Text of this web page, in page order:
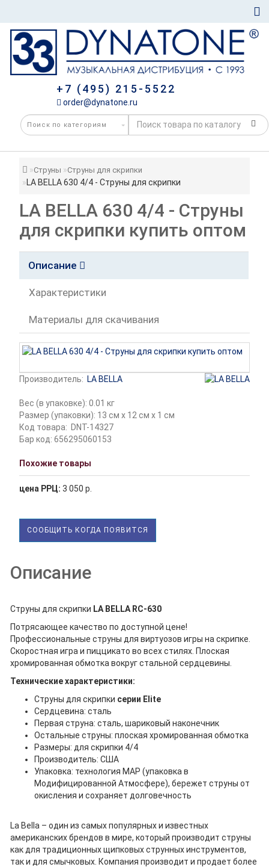
+7 (495) 215-5522
order@dynatone.ru
Струны Струны для скрипки
LA BELLA 630 4/4 - Струны для скрипки
LA BELLA 630 4/4 - Струны
для скрипки купить оптом
Описание
Характеристики
Материалы для скачивания
Производитель: LA BELLA
Вес (в упаковке): 0.01 кг
Размер (упаковки): 13 см x 12 см x 1 см
Код товара: DNT-14327
Бар код: 656295060153
Похожие товары
цена РРЦ: 3 050 р.
СООБЩИТЬ КОГДА ПОЯВИТСЯ
Описание
Струны для скрипки LA BELLA RC-630
Потрясающее качество по доступной цене!
Профессиональные струны для виртуозов игры на скрипке.
Скоростная игра и пиццикато во всех стилях. Плоская
хромированная обмотка вокруг стальной сердцевины.
Технические характеристики:
Струны для скрипки серии Elite
Сердцевина: сталь
Первая струна: сталь, шариковый наконечник
Остальные струны: плоская хромированная обмотка
Размеры: для скрипки 4/4
Производитель: США
Упаковка: технология MAP (упаковка в
Модифицированной Атмосфере), бережет струны от
окисления и сохраняет долговечность
La Bella – один из самых популярных и известных
американских брендов в мире, который производит струны
как для традиционных щипковых струнных инструментов,
так и для смычковых. Компания производит и продает более